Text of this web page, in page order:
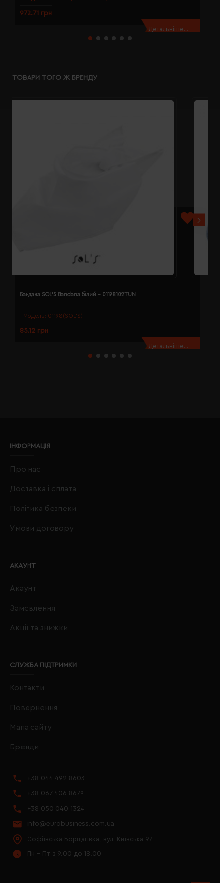
972.71 грн
Детальніше...
ТОВАРИ ТОГО Ж БРЕНДУ
Модель: 01198(SOL’S)
Бандана SOL'S Bandana білий - 01198102TUN
85.12 грн
Детальніше...
ІНФОРМАЦІЯ
Про нас
Доставка і оплата
Політика безпеки
Умови договору
АКАУНТ
Акаунт
Замовлення
Акції та знижки
СЛУЖБА ПІДТРИМКИ
Контакти
Повернення
Мапа сайту
Бренди
+38 044 492 8603
+38 067 406 8679
+38 050 040 1324
info@eurobusiness.com.ua
Софіївська Борщагівка, вул. Київська 97
Пн - Пт з 9.00 до 18.00